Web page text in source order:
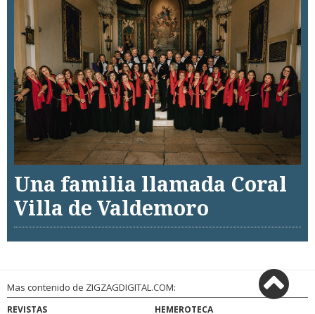
Una familia llamada Coral
Villa de Valdemoro
Mas contenido de ZIGZAGDIGITAL.COM:
REVISTAS HEMEROTECA